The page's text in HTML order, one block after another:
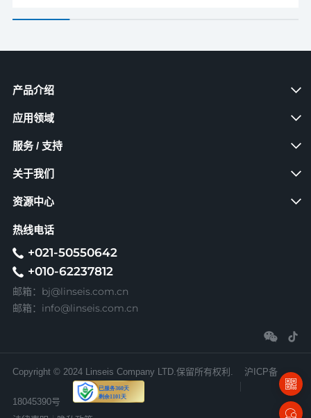
产品介绍
应用领域
服务 / 支持
关于我们
资源中心
热线电话
+021-50550642
+010-62237812
邮箱： bj@linseis.com.cn
邮箱： info@linseis.com.cn
Copyright © 2024 Linseis Company LTD.保留所有权利. 沪ICP备
18045390号